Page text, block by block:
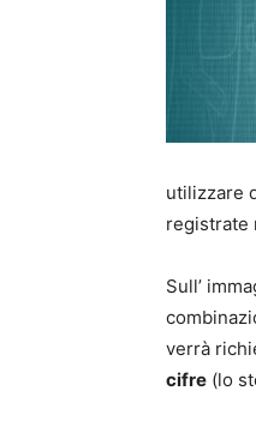
utilizzare
registrate
Sull’
verrà
cifre (lo